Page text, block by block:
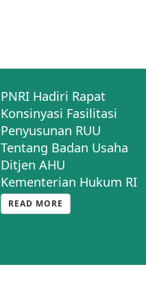
PNRI Hadiri Rapat
Konsinyasi Fasilitasi
Penyusunan RUU
Tentang Badan Usaha
Ditjen AHU
Kementerian Hukum RI
READ MORE